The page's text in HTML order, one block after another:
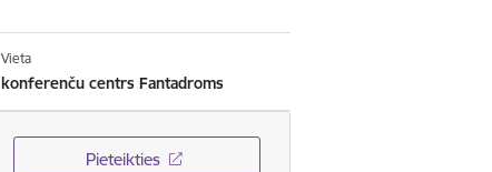
Vieta
konferenču centrs Fantadroms
Pieteikties